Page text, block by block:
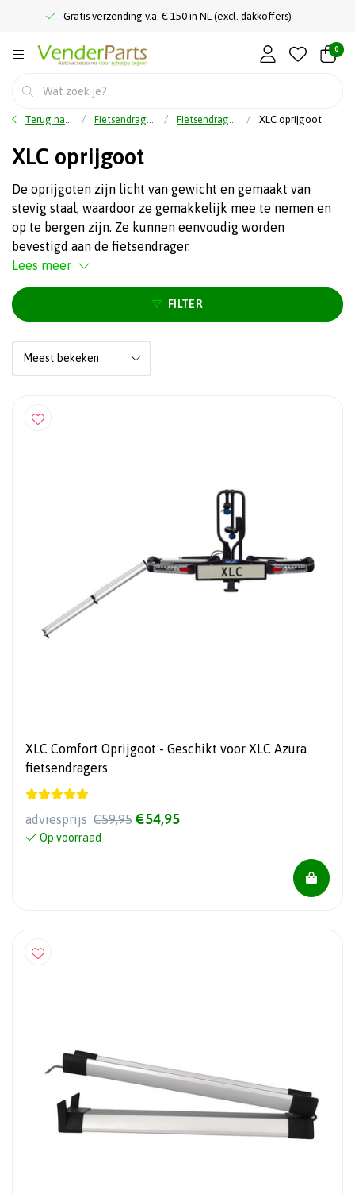
Gratis verzending v.a. € 150 in NL (excl. dakkoffers)
0
Terug naar home Fietsendragers Fietsendrager oprijgoot XLC oprijgoot
XLC oprijgoot
De oprijgoten zijn licht van gewicht en gemaakt van
stevig staal, waardoor ze gemakkelijk mee te nemen en
op te bergen zijn. Ze kunnen eenvoudig worden
bevestigd aan de fietsendrager.
Lees meer
FILTER
XLC Comfort Oprijgoot - Geschikt voor XLC Azura
fietsendragers
adviesprijs €59,95 €54,95
Op voorraad